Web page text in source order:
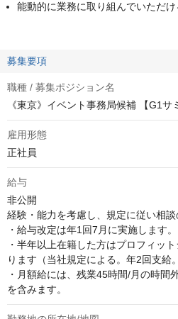
能動的に業務に取り組んでいただけ
募集要項
職種 / 募集ポジション名
《東京》イベント事務局候補 【G1サ
雇用形態
正社員
給与
非公開
経験・能力を考慮し、規定に従い相談
・給与改定は年1回7月に実施します。
・半年以上在籍した方はプロフィッ
ります（当社規定による。年2回支給
・月額給には、残業45時間/月の時間
を含みます。